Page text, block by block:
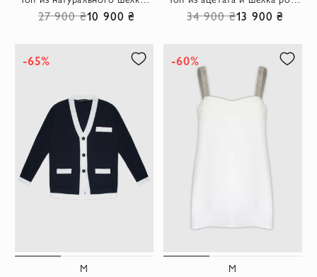
27 900 ₴10 900 ₴ 34 900 ₴13 900 ₴
-65%
M
-60%
M